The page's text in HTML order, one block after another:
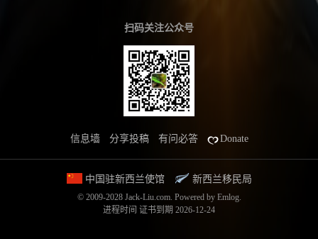
扫码关注公众号
信息墙 分享投稿 有问必答 Donate
中国驻新西兰使馆 新西兰移民局
© 2009-2028 Jack-Liu.com. Powered by Emlog.
进程时间 证书到期 2026-12-24